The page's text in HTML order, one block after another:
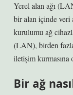
Yerel alan ağı
bir alan içinde veri
kurulumu ağ
(LAN), birden fazla
iletişim kurmasına
Bir ağ